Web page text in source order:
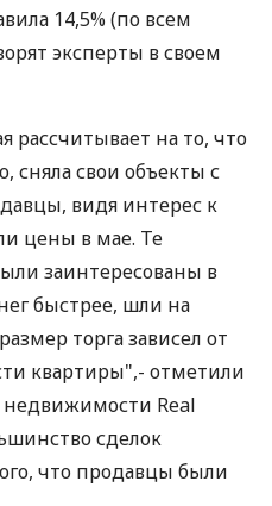
14,5% (по всем
эксперты в своем
рассчитывает на то, что
сняла свои объекты с
видя интерес к
цены в мае. Те
заинтересованы в
быстрее, шли на
торга зависел от
квартиры",- отметили
недвижимости Real
сделок
что продавцы были